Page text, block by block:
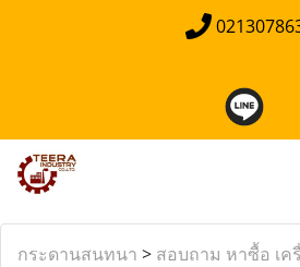
กระดานสนทนา > สอบถาม หาซื้อ เค